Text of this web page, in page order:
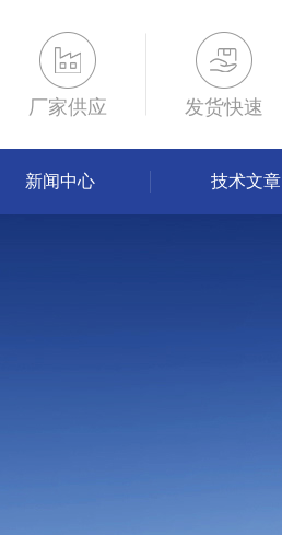
厂家供应 发货快速
新闻中心 技术文章